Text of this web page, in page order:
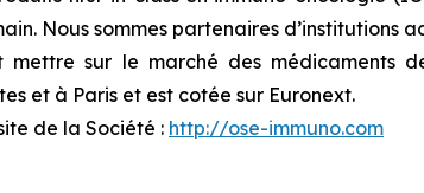
Nous sommes partenaires d’institutions
sur le marché des médicaments
et à Paris et est cotée sur Euronext.
de la Société : http://ose-immuno.com